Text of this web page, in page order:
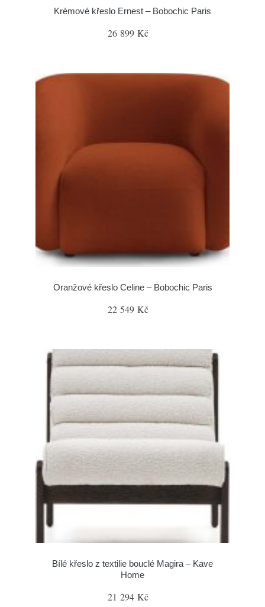
Krémové křeslo Ernest – Bobochic Paris
26 899 Kč
Oranžové křeslo Celine – Bobochic Paris
22 549 Kč
Bílé křeslo z textilie bouclé Magira – Kave
Home
21 294 Kč